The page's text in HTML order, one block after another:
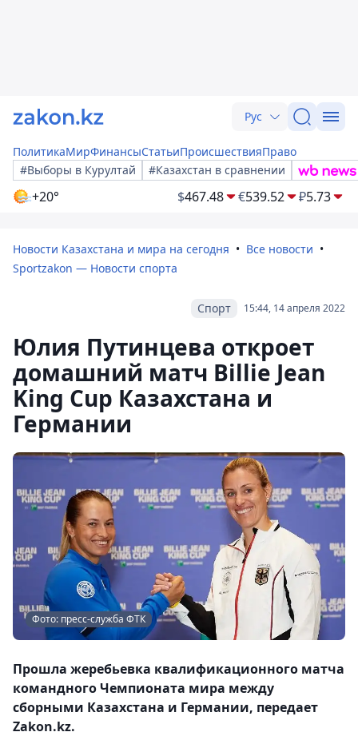
Рус
ПолитикаМирФинансыСтатьиПроисшествияПраво
#Выборы в Курултай
#Казахстан в сравнении
+20° $467.48 €539.52 ₽5.73
Новости Казахстана и мира на сегодня
Все новости
Sportzakon — Новости спорта
15:44, 14 апреля 2022
Спорт
Юлия Путинцева откроет
домашний матч Billie Jean
King Cup Казахстана и
Германии
Фото: пресс-служба ФТК
Прошла жеребьевка квалификационного матча
командного Чемпионата мира между
сборными Казахстана и Германии, передает
Zakon.kz.